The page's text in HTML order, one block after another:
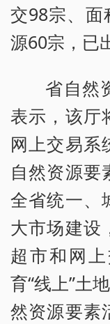
交98宗、面
源60宗，已
省自然
表示，该厅
网上交易系
自然资源要
全省统一、
大市场建设
超市和网
育“线上”土
然资源要素